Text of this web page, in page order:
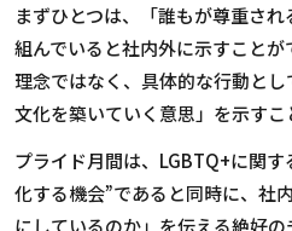
まずひとつは、「誰もが尊重さ
組んでいると社内外に示すこと
理念ではなく、具体的な行動と
文化を築いていく意思」を示すこ
プライド月間は、LGBTQ+に関
化する機会”であると同時に、社
にしているのか」を伝える絶好の